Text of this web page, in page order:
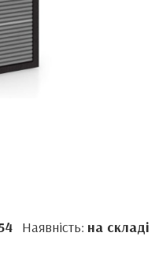
Наявність: на складі